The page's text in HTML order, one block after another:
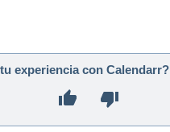
experiencia con Calendarr?